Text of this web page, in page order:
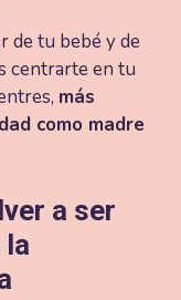
de tu bebé y de
centrarte en tu
más
como madre
a ser
la